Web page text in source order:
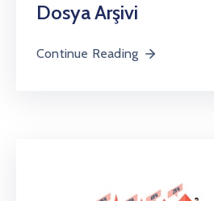
Dosya Arşivi
Continue Reading